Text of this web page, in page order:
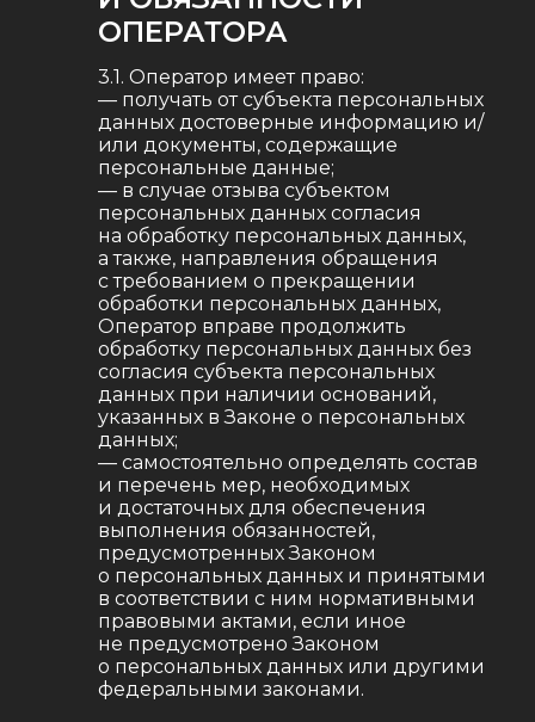
ОПЕРАТОРА
3.1. Оператор имеет право:
— получать от субъекта персональных
данных достоверные информацию и/
или документы, содержащие
персональные данные;
— в случае отзыва субъектом
персональных данных согласия
на обработку персональных данных,
а также, направления обращения
с требованием о прекращении
обработки персональных данных,
Оператор вправе продолжить
обработку персональных данных без
согласия субъекта персональных
данных при наличии оснований,
указанных в Законе о персональных
данных;
— самостоятельно определять состав
и перечень мер, необходимых
и достаточных для обеспечения
выполнения обязанностей,
предусмотренных Законом
о персональных данных и принятыми
в соответствии с ним нормативными
правовыми актами, если иное
не предусмотрено Законом
о персональных данных или другими
федеральными законами.